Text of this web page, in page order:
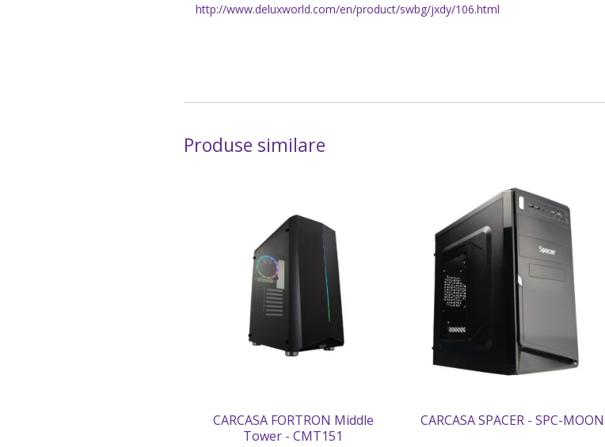
http://www.deluxworld.com/en/product/swbg/jxdy/106.html
Produse similare
CARCASA FORTRON Middle
Tower - CMT151
CARCASA SPACER - SPC-MOON